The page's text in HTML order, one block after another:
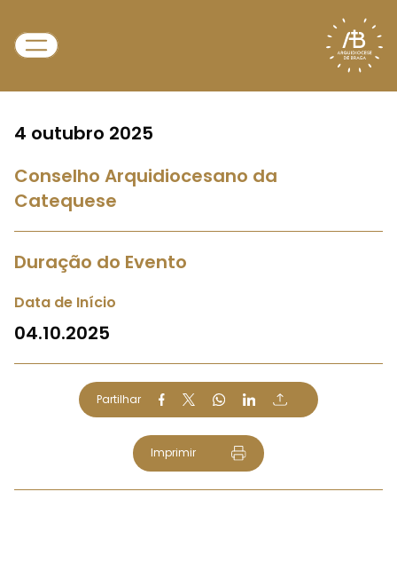
4 outubro 2025
Conselho Arquidiocesano da
Catequese
Duração do Evento
Data de Início
04.10.2025
Partilhar
Imprimir